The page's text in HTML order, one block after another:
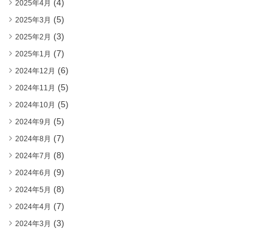
2025年4月 (4)
2025年3月 (5)
2025年2月 (3)
2025年1月 (7)
2024年12月 (6)
2024年11月 (5)
2024年10月 (5)
2024年9月 (5)
2024年8月 (7)
2024年7月 (8)
2024年6月 (9)
2024年5月 (8)
2024年4月 (7)
2024年3月 (3)